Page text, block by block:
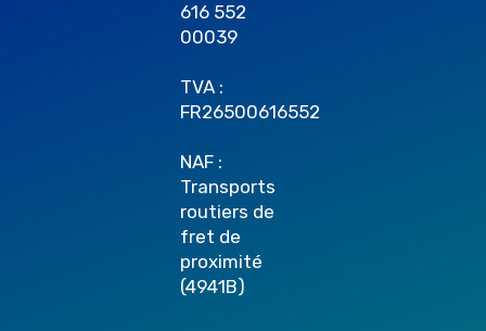
616 552
00039
TVA :
FR26500616552
NAF :
Transports
routiers de
fret de
proximité
(4941B)